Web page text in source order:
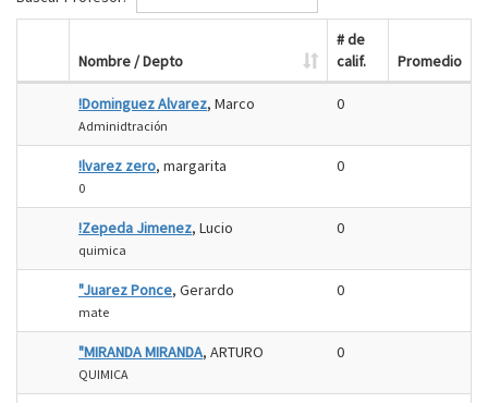
Nombre / Depto
# de
calif.
Promedio
!Dominguez Alvarez, Marco
Adminidtración
0
!lvarez zero, margarita
0
0
!Zepeda Jimenez, Lucio
quimica
0
"Juarez Ponce, Gerardo
mate
0
"MIRANDA MIRANDA, ARTURO
QUIMICA
0